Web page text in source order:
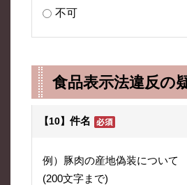
不可
食品表示法違反の
【10】 件名
例）豚肉の産地偽装につい
(200文字まで)